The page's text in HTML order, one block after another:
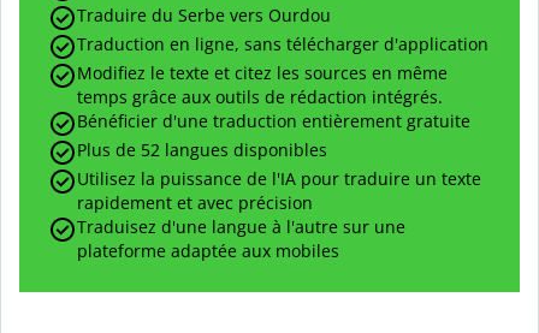
Traduire du Serbe vers Ourdou
Traduction en ligne, sans télécharger d'application
Modifiez le texte et citez les sources en même
temps grâce aux outils de rédaction intégrés.
Bénéficier d'une traduction entièrement gratuite
Plus de 52 langues disponibles
Utilisez la puissance de l'IA pour traduire un texte
rapidement et avec précision
Traduisez d'une langue à l'autre sur une
plateforme adaptée aux mobiles